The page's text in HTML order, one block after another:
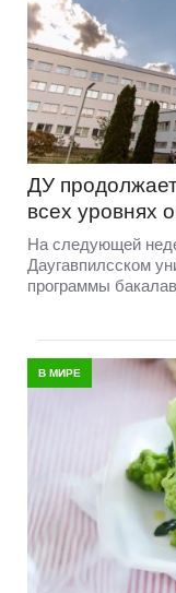
ДУ
всех уровнях
На следующей
Даугавпилсском
программы
В МИРЕ